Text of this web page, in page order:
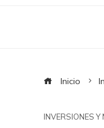
Inicio
INVERSIONES Y